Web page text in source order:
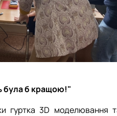
була б кращою!"
гуртка 3D моделювання